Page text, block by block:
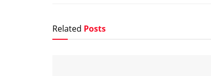
Related Posts